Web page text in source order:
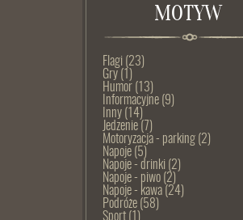
MOTYW
Flagi (23)
Gry (1)
Humor (13)
Informacyjne (9)
Inny (14)
Jedzenie (7)
Motoryzacja - parking (2)
Napoje (5)
Napoje - drinki (2)
Napoje - piwo (2)
Napoje - kawa (24)
Podróże (58)
Sport (1)